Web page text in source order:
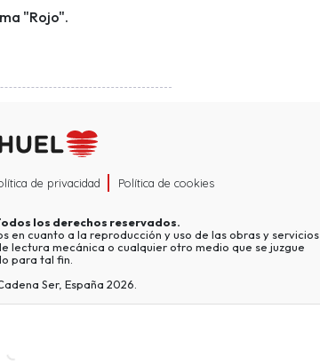
"Rojo".
de privacidad Política de cookies
los derechos reservados.
en cuanto a la reproducción y uso de las obras y servicios
lectura mecánica o cualquier otro medio que se juzgue
para tal fin.
Ser, España 2026.